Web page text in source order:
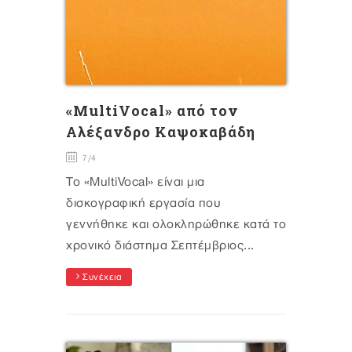
«MultiVocal» από τον
Αλέξανδρο Καψοκαβάδη
7/4
Το «MultiVocal» είναι μια
δισκογραφική εργασία που
γεννήθηκε και ολοκληρώθηκε κατά τo
χρονικό διάστημα Σεπτέμβριος...
Συνέχεια